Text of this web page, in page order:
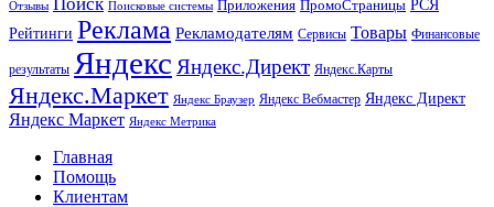
Отзывы
Поисковые системы Приложения ПромоСтраницы РСЯ
Рейтинги Реклама Рекламодателям Сервисы Товары Финансовые
результаты Яндекс Яндекс.Директ Яндекс.Карты
Яндекс.Маркет Яндекс Браузер Яндекс Вебмастер Яндекс Директ
Яндекс Маркет Яндекс Метрика
Главная
Помощь
Клиентам